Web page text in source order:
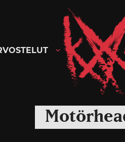
Kaaoszine